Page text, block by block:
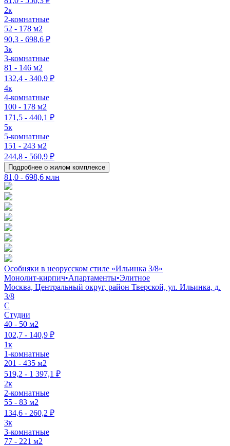
2к
2-комнатные
52 - 178 м2
90,3 - 698,6 ₽
3к
3-комнатные
81 - 146 м2
132,4 - 340,9 ₽
4к
4-комнатные
100 - 178 м2
171,5 - 440,1 ₽
5к
5-комнатные
151 - 243 м2
244,8 - 560,9 ₽
Подробнее о жилом комплексе
81,0 - 698,6 млн
Особняки в неорусском стиле «Ильинка 3/8»
Монолит-кирпич•Апартаменты•Элитное
Москва, Центральный округ, район Тверской, ул. Ильинка, д.
3/8
C
Студии
40 - 50 м2
102,7 - 140,9 ₽
1к
1-комнатные
201 - 435 м2
519,2 - 1 397,1 ₽
2к
2-комнатные
55 - 83 м2
134,6 - 260,2 ₽
3к
3-комнатные
77 - 221 м2